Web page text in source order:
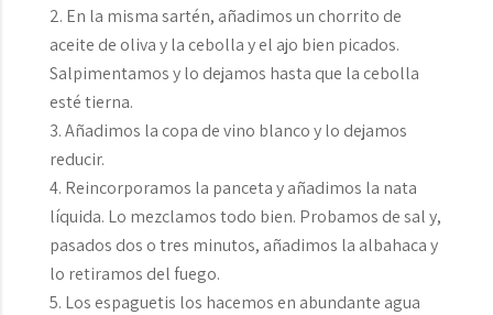
En la misma sartén, añadimos un chorrito de
aceite de oliva y la cebolla y el ajo bien picados.
Salpimentamos y lo dejamos hasta que la cebolla
esté tierna.
Añadimos la copa de vino blanco y lo dejamos
reducir.
Reincorporamos la panceta y añadimos la nata
líquida. Lo mezclamos todo bien. Probamos de sal y,
pasados dos o tres minutos, añadimos la albahaca y
lo retiramos del fuego.
Los espaguetis los hacemos en abundante agua